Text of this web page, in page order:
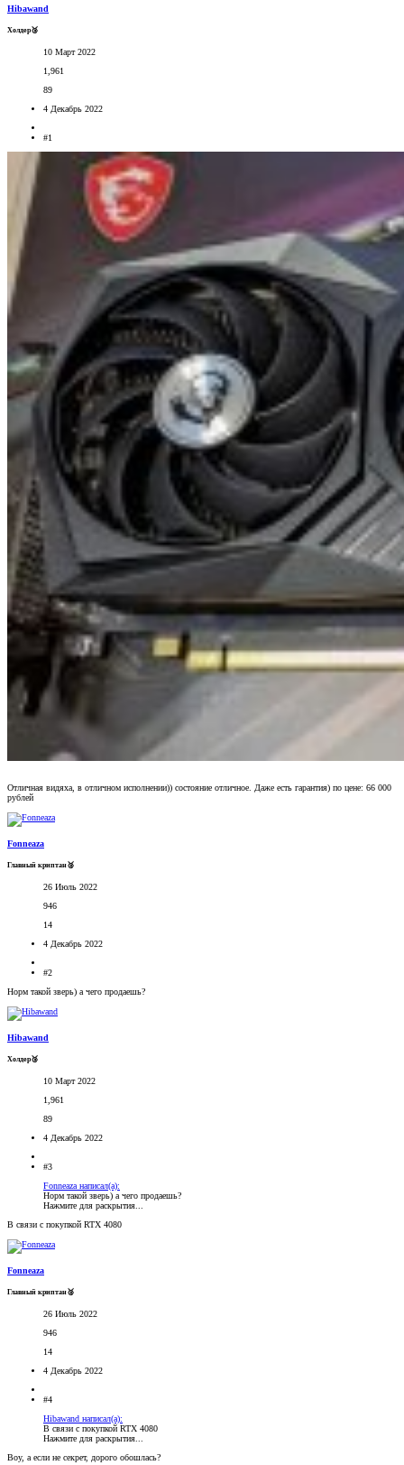
Hibawand
Холдер🥉
10 Март 2022
1,961
89
4 Декабрь 2022
#1
Отличная видяха, в отличном исполнении)) состояние отличное. Даже есть гарантия) по цене: 66 000
рублей
Fonneaza
Главный криптан🥈
26 Июль 2022
946
14
4 Декабрь 2022
#2
Норм такой зверь) а чего продаешь?
Hibawand
Холдер🥉
10 Март 2022
1,961
89
4 Декабрь 2022
#3
Fonneaza написал(а):
Норм такой зверь) а чего продаешь?
Нажмите для раскрытия...
В связи с покупкой RTX 4080
Fonneaza
Главный криптан🥈
26 Июль 2022
946
14
4 Декабрь 2022
#4
Hibawand написал(а):
В связи с покупкой RTX 4080
Нажмите для раскрытия...
Воу, а если не секрет, дорого обошлась?